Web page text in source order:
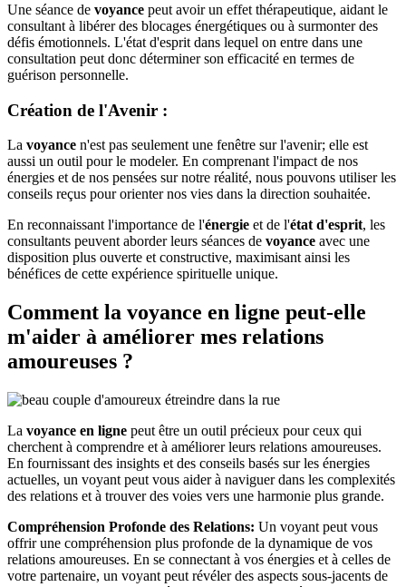
Une séance de voyance peut avoir un effet thérapeutique, aidant le
consultant à libérer des blocages énergétiques ou à surmonter des
défis émotionnels. L'état d'esprit dans lequel on entre dans une
consultation peut donc déterminer son efficacité en termes de
guérison personnelle.
Création de l'Avenir :
La voyance n'est pas seulement une fenêtre sur l'avenir; elle est
aussi un outil pour le modeler. En comprenant l'impact de nos
énergies et de nos pensées sur notre réalité, nous pouvons utiliser les
conseils reçus pour orienter nos vies dans la direction souhaitée.
En reconnaissant l'importance de l'énergie et de l'état d'esprit, les
consultants peuvent aborder leurs séances de voyance avec une
disposition plus ouverte et constructive, maximisant ainsi les
bénéfices de cette expérience spirituelle unique.
Comment la voyance en ligne peut-elle
m'aider à améliorer mes relations
amoureuses ?
La voyance en ligne peut être un outil précieux pour ceux qui
cherchent à comprendre et à améliorer leurs relations amoureuses.
En fournissant des insights et des conseils basés sur les énergies
actuelles, un voyant peut vous aider à naviguer dans les complexités
des relations et à trouver des voies vers une harmonie plus grande.
Compréhension Profonde des Relations: Un voyant peut vous
offrir une compréhension plus profonde de la dynamique de vos
relations amoureuses. En se connectant à vos énergies et à celles de
votre partenaire, un voyant peut révéler des aspects sous-jacents de